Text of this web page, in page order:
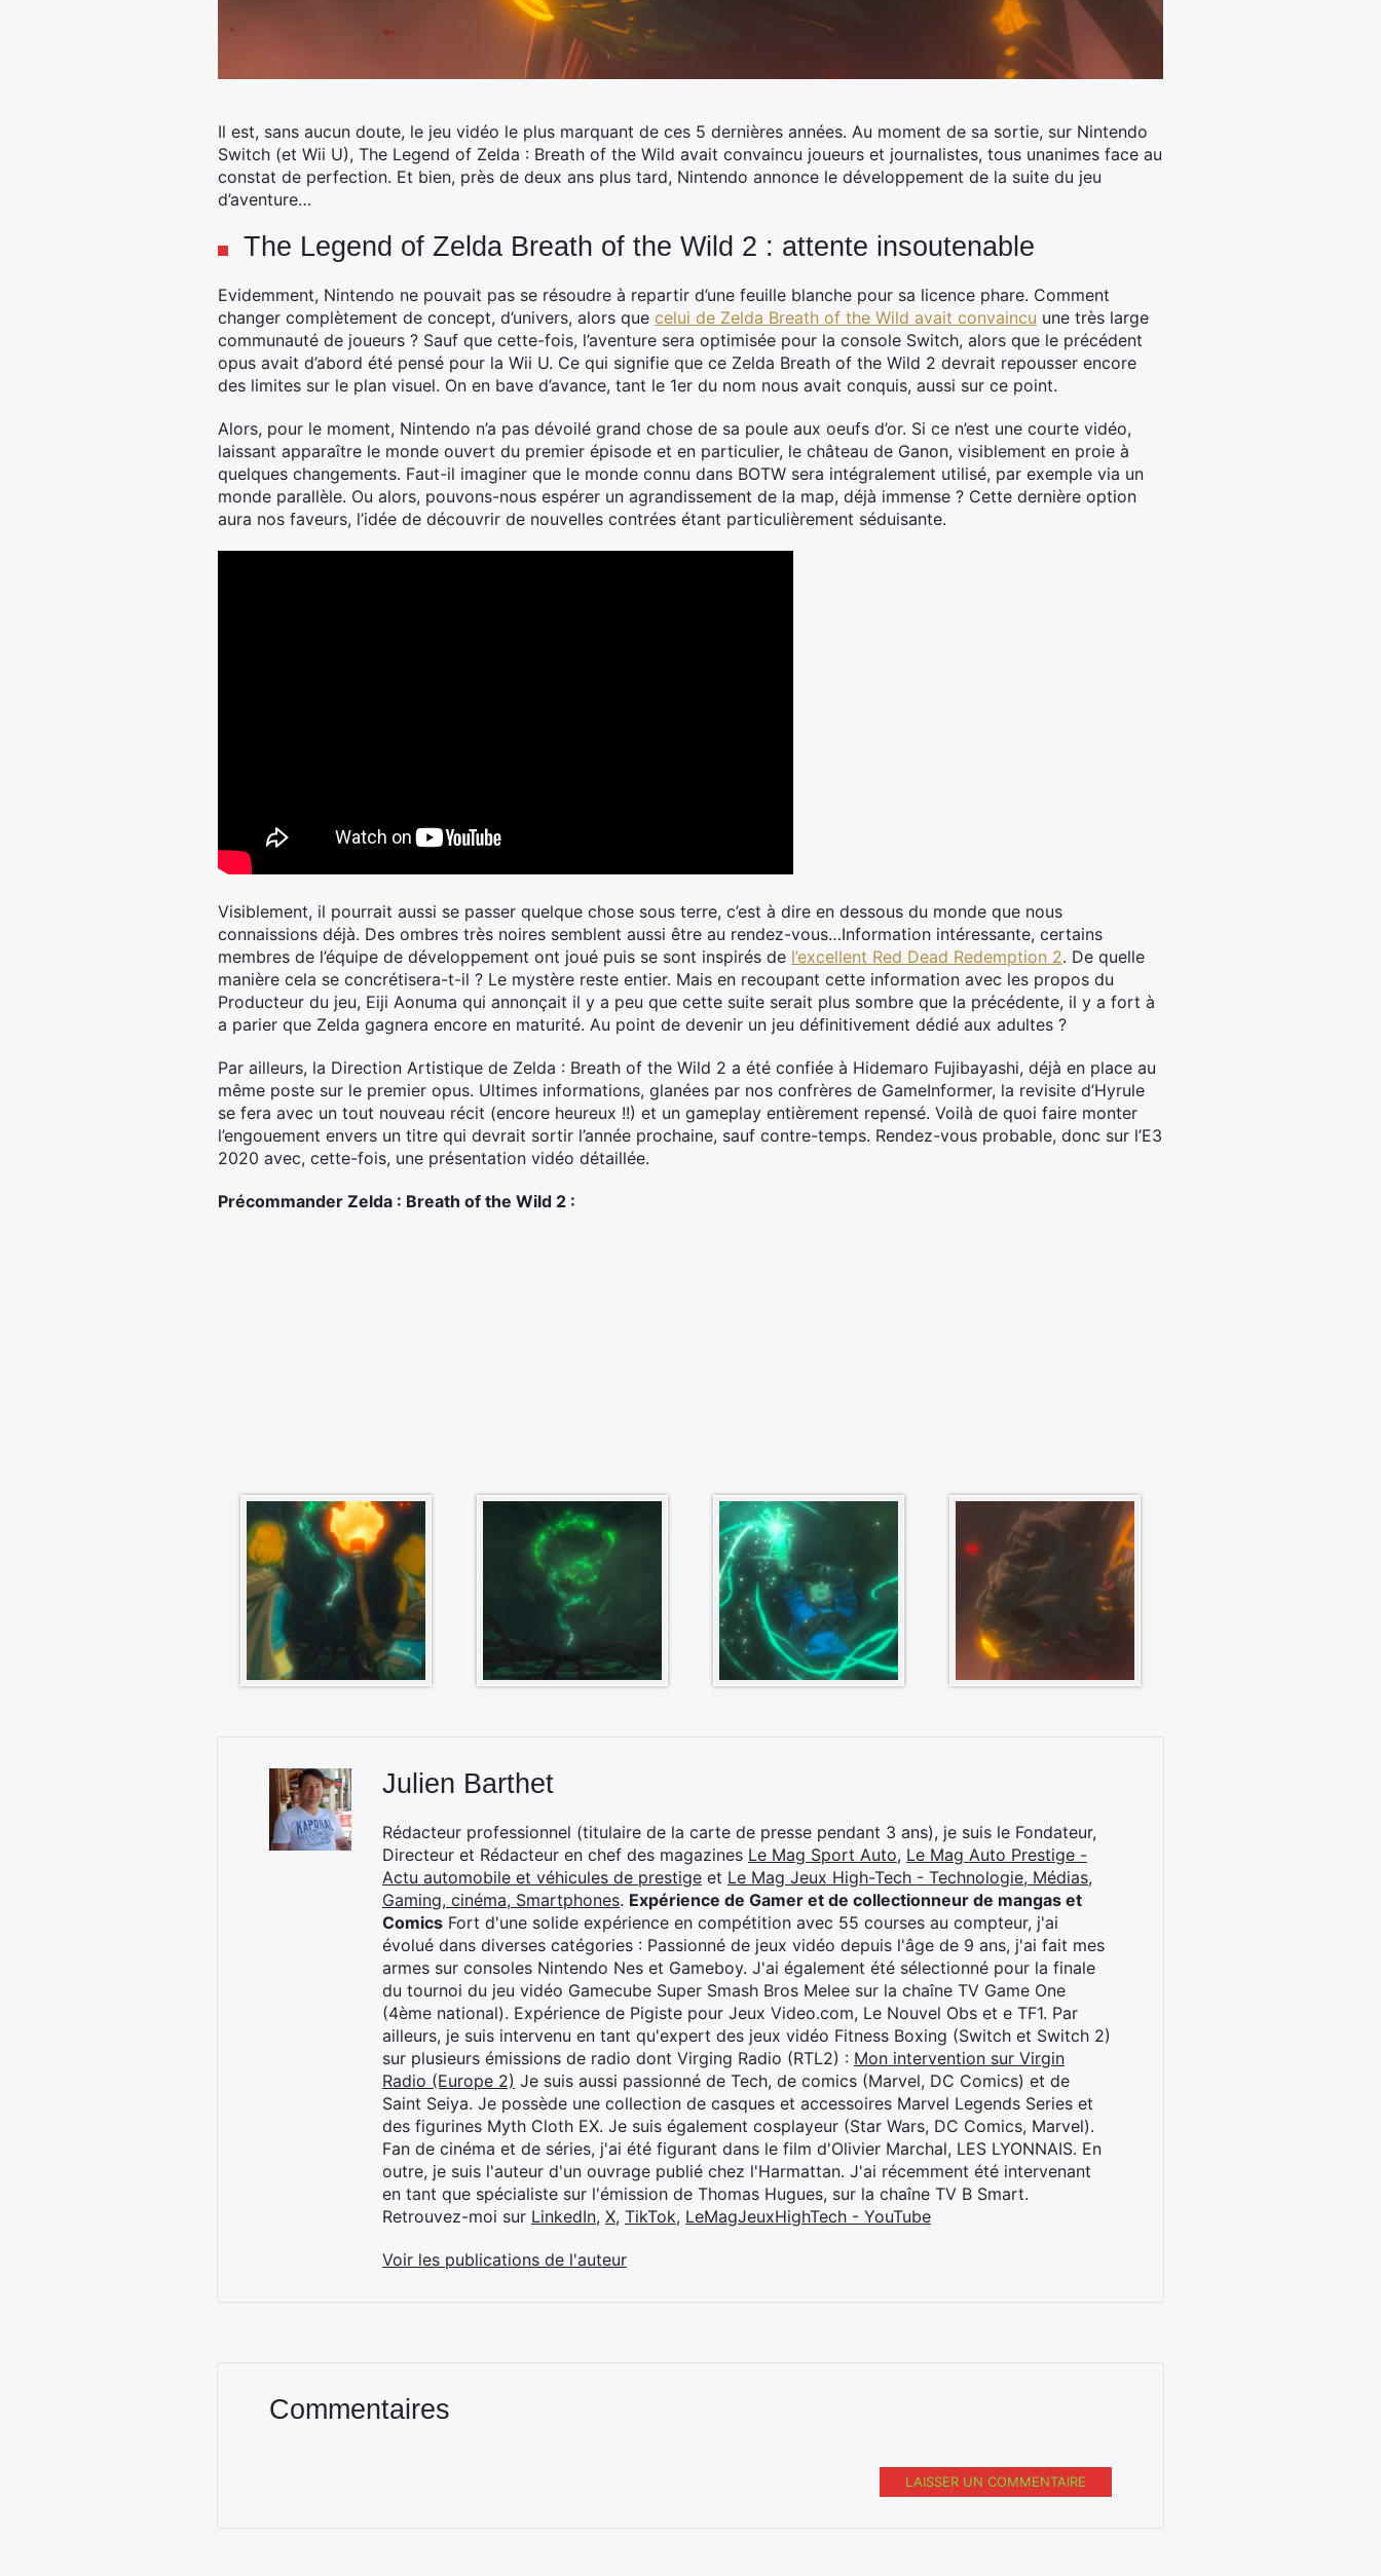
Il est, sans aucun doute, le jeu vidéo le plus marquant de ces 5 dernières années. Au moment de sa sortie, sur Nintendo
Switch (et Wii U), The Legend of Zelda : Breath of the Wild avait convaincu joueurs et journalistes, tous unanimes face au
constat de perfection. Et bien, près de deux ans plus tard, Nintendo annonce le développement de la suite du jeu
d’aventure…
The Legend of Zelda Breath of the Wild 2 : attente insoutenable
Evidemment, Nintendo ne pouvait pas se résoudre à repartir d’une feuille blanche pour sa licence phare. Comment
changer complètement de concept, d’univers, alors que celui de Zelda Breath of the Wild avait convaincu une très large
communauté de joueurs ? Sauf que cette-fois, l’aventure sera optimisée pour la console Switch, alors que le précédent
opus avait d’abord été pensé pour la Wii U. Ce qui signifie que ce Zelda Breath of the Wild 2 devrait repousser encore
des limites sur le plan visuel. On en bave d’avance, tant le 1er du nom nous avait conquis, aussi sur ce point.
Alors, pour le moment, Nintendo n’a pas dévoilé grand chose de sa poule aux oeufs d’or. Si ce n’est une courte vidéo,
laissant apparaître le monde ouvert du premier épisode et en particulier, le château de Ganon, visiblement en proie à
quelques changements. Faut-il imaginer que le monde connu dans BOTW sera intégralement utilisé, par exemple via un
monde parallèle. Ou alors, pouvons-nous espérer un agrandissement de la map, déjà immense ? Cette dernière option
aura nos faveurs, l’idée de découvrir de nouvelles contrées étant particulièrement séduisante.
Visiblement, il pourrait aussi se passer quelque chose sous terre, c’est à dire en dessous du monde que nous
connaissions déjà. Des ombres très noires semblent aussi être au rendez-vous…Information intéressante, certains
membres de l’équipe de développement ont joué puis se sont inspirés de l’excellent Red Dead Redemption 2. De quelle
manière cela se concrétisera-t-il ? Le mystère reste entier. Mais en recoupant cette information avec les propos du
Producteur du jeu, Eiji Aonuma qui annonçait il y a peu que cette suite serait plus sombre que la précédente, il y a fort à
a parier que Zelda gagnera encore en maturité. Au point de devenir un jeu définitivement dédié aux adultes ?
Par ailleurs, la Direction Artistique de Zelda : Breath of the Wild 2 a été confiée à Hidemaro Fujibayashi, déjà en place au
même poste sur le premier opus. Ultimes informations, glanées par nos confrères de GameInformer, la revisite d’Hyrule
se fera avec un tout nouveau récit (encore heureux !!) et un gameplay entièrement repensé. Voilà de quoi faire monter
l’engouement envers un titre qui devrait sortir l’année prochaine, sauf contre-temps. Rendez-vous probable, donc sur l’E3
2020 avec, cette-fois, une présentation vidéo détaillée.
Précommander Zelda : Breath of the Wild 2 :
Julien Barthet
Rédacteur professionnel (titulaire de la carte de presse pendant 3 ans), je suis le Fondateur,
Directeur et Rédacteur en chef des magazines Le Mag Sport Auto, Le Mag Auto Prestige -
Actu automobile et véhicules de prestige et Le Mag Jeux High-Tech - Technologie, Médias,
Gaming, cinéma, Smartphones. Expérience de Gamer et de collectionneur de mangas et
Comics Fort d'une solide expérience en compétition avec 55 courses au compteur, j'ai
évolué dans diverses catégories : Passionné de jeux vidéo depuis l'âge de 9 ans, j'ai fait mes
armes sur consoles Nintendo Nes et Gameboy. J'ai également été sélectionné pour la finale
du tournoi du jeu vidéo Gamecube Super Smash Bros Melee sur la chaîne TV Game One
(4ème national). Expérience de Pigiste pour Jeux Video.com, Le Nouvel Obs et e TF1. Par
ailleurs, je suis intervenu en tant qu'expert des jeux vidéo Fitness Boxing (Switch et Switch 2)
sur plusieurs émissions de radio dont Virging Radio (RTL2) : Mon intervention sur Virgin
Radio (Europe 2) Je suis aussi passionné de Tech, de comics (Marvel, DC Comics) et de
Saint Seiya. Je possède une collection de casques et accessoires Marvel Legends Series et
des figurines Myth Cloth EX. Je suis également cosplayeur (Star Wars, DC Comics, Marvel).
Fan de cinéma et de séries, j'ai été figurant dans le film d'Olivier Marchal, LES LYONNAIS. En
outre, je suis l'auteur d'un ouvrage publié chez l'Harmattan. J'ai récemment été intervenant
en tant que spécialiste sur l'émission de Thomas Hugues, sur la chaîne TV B Smart.
Retrouvez-moi sur LinkedIn, X, TikTok, LeMagJeuxHighTech - YouTube
Voir les publications de l'auteur
Commentaires
LAISSER UN COMMENTAIRE